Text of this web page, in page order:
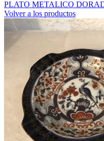
PLATO METALICO
Volver a los productos